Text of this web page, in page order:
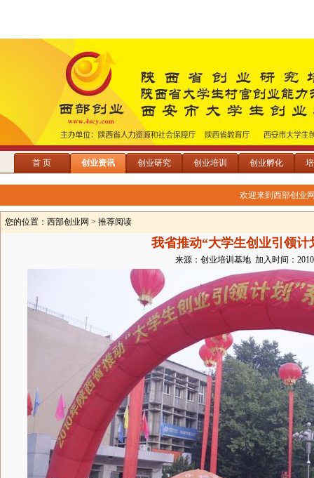
首 页 创业资讯 创业研究 创业培训 创业孵化
欢迎来到西部创业
您的位置： 西部创业网 > 推荐阅读
我省推动“大学生创业引领计
来源：创业培训基地 加入时间：